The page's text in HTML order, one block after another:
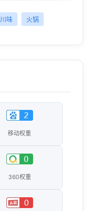
川味 火锅
移动权重
360权重